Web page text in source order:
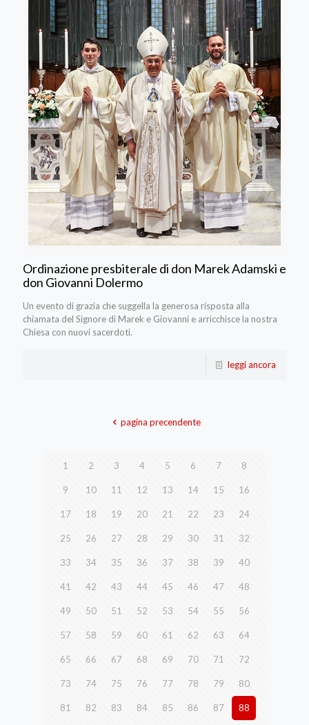
Ordinazione presbiterale di don Marek Adamski e
don Giovanni Dolermo
Un evento di grazia che suggella la generosa risposta alla
chiamata del Signore di Marek e Giovanni e arricchisce la nostra
Chiesa con nuovi sacerdoti.
leggi ancora
pagina precendente
1 2 3 4 5 6 7 8
9 10 11 12 13 14 15 16
17 18 19 20 21 22 23 24
25 26 27 28 29 30 31 32
33 34 35 36 37 38 39 40
41 42 43 44 45 46 47 48
49 50 51 52 53 54 55 56
57 58 59 60 61 62 63 64
65 66 67 68 69 70 71 72
73 74 75 76 77 78 79 80
81 82 83 84 85 86 87 88